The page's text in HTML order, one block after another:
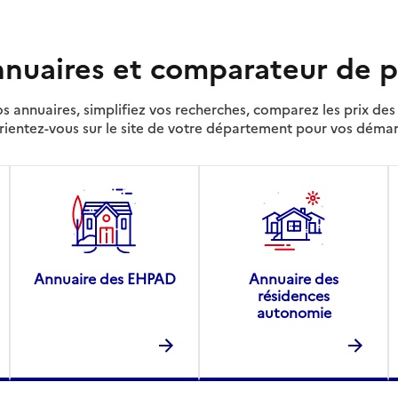
et comparateur de
annuaires, simplifiez vos recherches, comparez les prix des
vous sur le site de votre département pour vos
Annuaire des EHPAD
Annuaire des
résidences
autonomie